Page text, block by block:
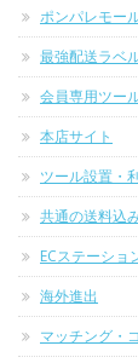
ポンパレモー
最強配送ラベ
会員専用ツー
本店サイト
ツール設置・
共通の送料込
ECステーショ
海外進出
マッチング・